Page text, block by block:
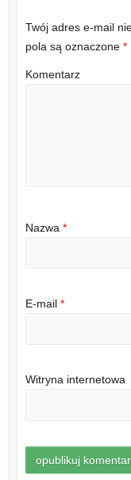
Twój adres e-mail
pola są oznaczone *
Komentarz
Nazwa *
E-mail *
Witryna internetowa